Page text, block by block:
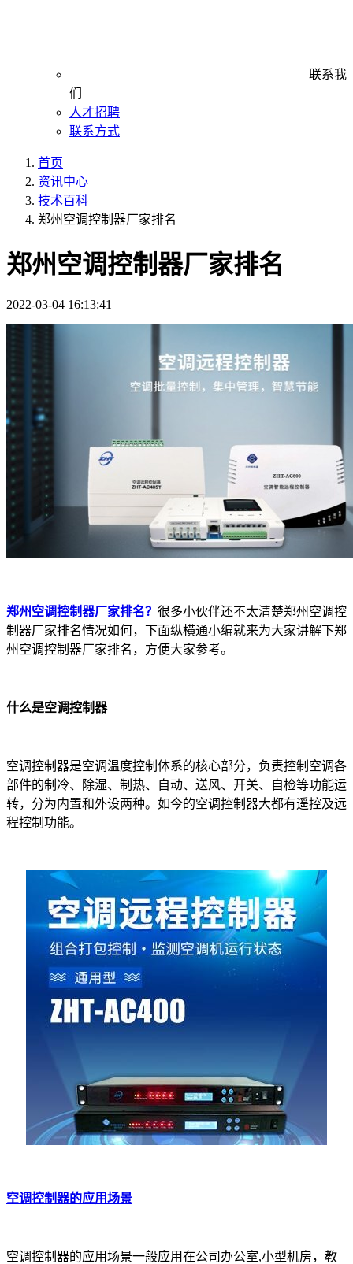
联系我
们
人才招聘
联系方式
首页
资讯中心
技术百科
郑州空调控制器厂家排名
郑州空调控制器厂家排名
2022-03-04 16:13:41
郑州空调控制器厂家排名？ 很多小伙伴还不太清楚郑州空调控
制器厂家排名情况如何，下面纵横通小编就来为大家讲解下郑
州空调控制器厂家排名，方便大家参考。
什么是空调控制器
空调控制器是空调温度控制体系的核心部分，负责控制空调各
部件的制冷、除湿、制热、自动、送风、开关、自检等功能运
转，分为内置和外设两种。如今的空调控制器大都有遥控及远
程控制功能。
空调控制器的应用场景
空调控制器的应用场景一般应用在公司办公室,小型机房，教